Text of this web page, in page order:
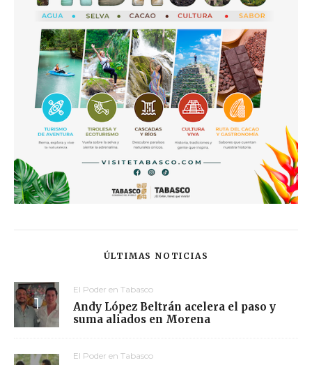
ÚLTIMAS NOTICIAS
El Poder en Tabasco
Andy López Beltrán acelera el paso y
suma aliados en Morena
El Poder en Tabasco